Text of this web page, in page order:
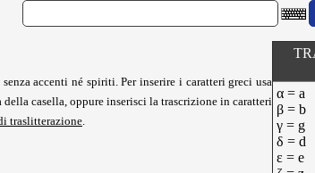
accenti né spiriti. Per inserire i caratteri greci usa
della casella, oppure inserisci la trascrizione in caratteri
traslitterazione.
α = a
β = b
γ = g
δ = d
ε = e